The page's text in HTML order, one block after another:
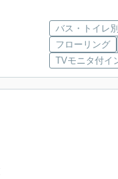
バス・トイレ別
フローリング
TVモニタ付イ